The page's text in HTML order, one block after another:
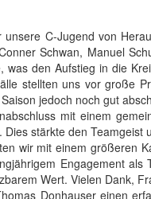
C-Jugend von
Schwan, Manuel
was den Aufstieg in die
stellten uns vor große
jedoch noch gut
mit einem
stärkte den
wir mit einem größeren
Engagement
Wert. Vielen Dank,
Donhauser einen